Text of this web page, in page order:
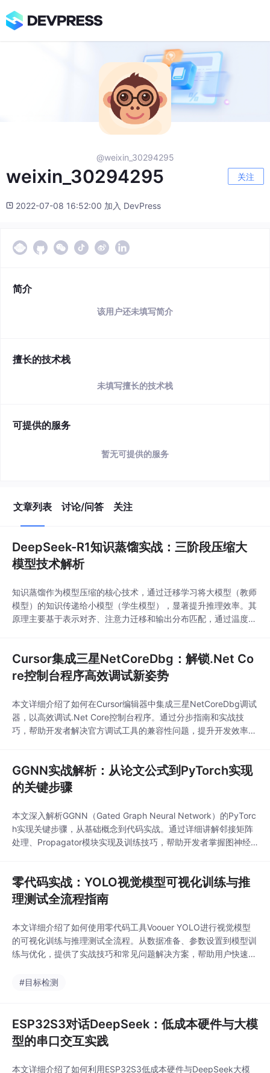
@weixin_30294295
weixin_30294295 关注
2022-07-08 16:52:00 加入 DevPress
简介
该用户还未填写简介
擅长的技术栈
未填写擅长的技术栈
可提供的服务
暂无可提供的服务
文章列表 讨论/问答 关注
DeepSeek-R1知识蒸馏实战：三阶段压缩大
模型技术解析
知识蒸馏作为模型压缩的核心技术，通过迁移学习将大模型（教师
模型）的知识传递给小模型（学生模型），显著提升推理效率。其
原理主要基于表示对齐、注意力迁移和输出分布匹配，通过温度调
端文本生成等边缘计算场景。以DeepSeek-R1框架为例，其创新
的三阶段渐进式蒸馏策略（表示层对齐、注意力迁
Cursor集成三星NetCoreDbg：解锁.Net Co
re控制台程序高效调试新姿势
本文详细介绍了如何在Cursor编辑器中集成三星NetCoreDbg调试
器，以高效调试.Net Core控制台程序。通过分步指南和实战技
巧，帮助开发者解决官方调试工具的兼容性问题，提升开发效率。
GGNN实战解析：从论文公式到PyTorch实现
的关键步骤
本文深入解析GGNN（Gated Graph Neural Network）的PyTorc
h实现关键步骤，从基础概念到代码实战。通过详细讲解邻接矩阵
处理、Propagator模块实现及训练技巧，帮助开发者掌握图神经
者参考。
零代码实战：YOLO视觉模型可视化训练与推
理测试全流程指南
本文详细介绍了如何使用零代码工具Voouer YOLO进行视觉模型
的可视化训练与推理测试全流程。从数据准备、参数设置到模型训
练与优化，提供了实战技巧和常见问题解决方案，帮助用户快速掌
#目标检测
ESP32S3对话DeepSeek：低成本硬件与大模
型的串口交互实践
本文详细介绍了如何利用ESP32S3低成本硬件与DeepSeek大模